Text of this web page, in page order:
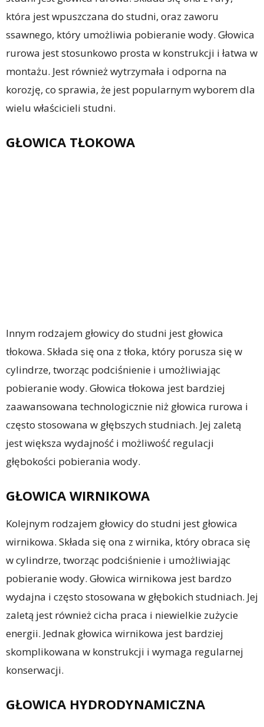
która jest wpuszczana do studni, oraz zaworu
ssawnego, który umożliwia pobieranie wody. Głowica
rurowa jest stosunkowo prosta w konstrukcji i łatwa w
montażu. Jest również wytrzymała i odporna na
korozję, co sprawia, że jest popularnym wyborem dla
wielu właścicieli studni.
GŁOWICA TŁOKOWA
Innym rodzajem głowicy do studni jest głowica
tłokowa. Składa się ona z tłoka, który porusza się w
cylindrze, tworząc podciśnienie i umożliwiając
pobieranie wody. Głowica tłokowa jest bardziej
zaawansowana technologicznie niż głowica rurowa i
często stosowana w głębszych studniach. Jej zaletą
jest większa wydajność i możliwość regulacji
głębokości pobierania wody.
GŁOWICA WIRNIKOWA
Kolejnym rodzajem głowicy do studni jest głowica
wirnikowa. Składa się ona z wirnika, który obraca się
w cylindrze, tworząc podciśnienie i umożliwiając
pobieranie wody. Głowica wirnikowa jest bardzo
wydajna i często stosowana w głębokich studniach. Jej
zaletą jest również cicha praca i niewielkie zużycie
energii. Jednak głowica wirnikowa jest bardziej
skomplikowana w konstrukcji i wymaga regularnej
konserwacji.
GŁOWICA HYDRODYNAMICZNA